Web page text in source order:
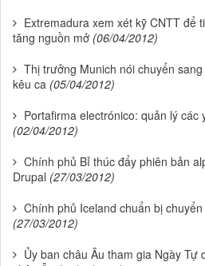
Extremadura xem xét kỹ CNTT để
tăng nguồn mở (06/04/2012)
Thị trưởng Munich nói chuyển
kêu ca (05/04/2012)
Portafirma electrónico: quản lý
(02/04/2012)
Chính phủ Bỉ thúc đẩy phiên bản
Drupal (27/03/2012)
Chính phủ Iceland chuẩn bị
(27/03/2012)
Ủy ban châu Âu tham gia Ngày Tự